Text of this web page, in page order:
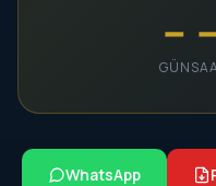
--
GÜN
WhatsApp